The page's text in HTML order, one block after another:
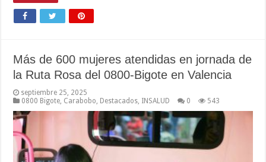
Más de 600 mujeres atendidas en jornada de
la Ruta Rosa del 0800-Bigote en Valencia
septiembre 25, 2025
0800 Bigote, Carabobo, Destacados, INSALUD 0 543